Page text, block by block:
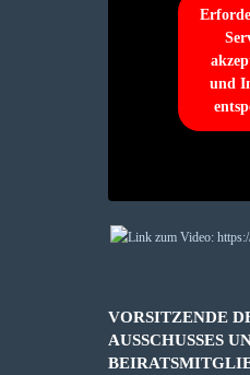
und
VORSITZENDE
AUSSCHUSSES